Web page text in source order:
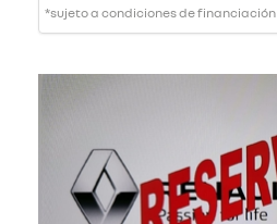
*sujeto a condiciones de financiación